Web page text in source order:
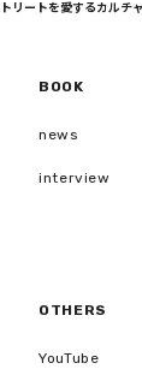
リートを愛するカルチ
BOOK
news
interview
OTHERS
YouTube